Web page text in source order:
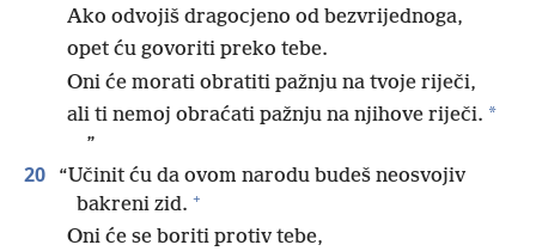
Ako odvojiš dragocjeno od bezvrijednoga,
opet ću govoriti preko tebe.
Oni će morati obratiti pažnju na tvoje riječi,
ali ti nemoj obraćati pažnju na njihove riječi. *
”
20
“Učinit ću da ovom narodu budeš neosvojiv
bakreni zid. +
Oni će se boriti protiv tebe,